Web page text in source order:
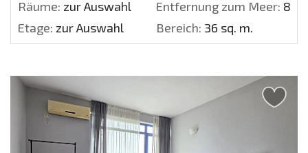
Räume: zur Auswahl Entfernung zum Meer: 800
Etage: zur Auswahl Bereich: 36 sq. m.